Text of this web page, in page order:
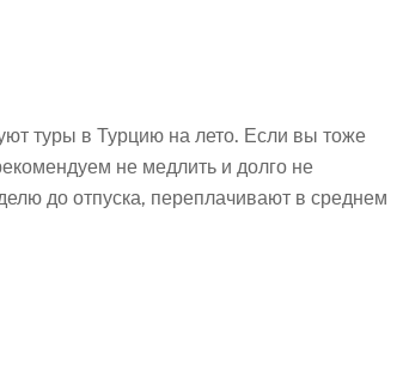
туры в Турцию на лето. Если вы тоже
не медлить и долго не
до отпуска, переплачивают в среднем